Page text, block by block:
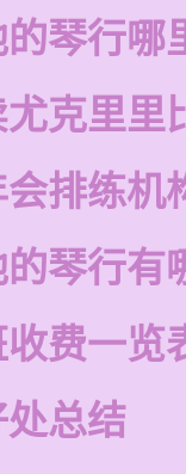
琴行哪
克里里
排练机
琴行有
费一览
总结